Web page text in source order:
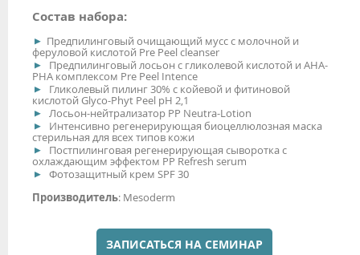
Состав набора:
Предпилинговый очищающий мусс с молочной и
феруловой кислотой Pre Peel cleanser
Предпилинговый лосьон с гликолевой кислотой и АНА-
РНА комплексом Pre Peel Intence
Гликолевый пилинг 30% с койевой и фитиновой
кислотой Glyco-Phyt Peel рН 2,1
Лосьон-нейтрализатор PP Neutra-Lotion
Интенсивно регенерирующая биоцеллюлозная маска
стерильная для всех типов кожи
Постпилинговая регенерирующая сыворотка с
охлаждающим эффектом PP Refresh serum
Фотозащитный крем SPF 30
Производитель: Mesoderm
ЗАПИСАТЬСЯ НА СЕМИНАР